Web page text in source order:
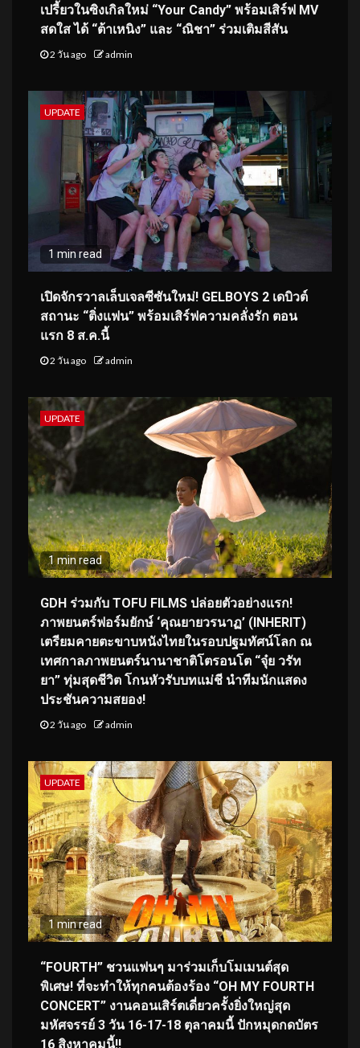
เปรี้ยวในซิงเกิลใหม่ “Your Candy” พร้อมเสิร์ฟ MV
สดใส ได้ “ต้าเหนิง” และ “ณิชา” ร่วมเติมสีสัน
2 วัน ago admin
UPDATE
1 min read
เปิดจักรวาลเล็บเจลซีซันใหม่! GELBOYS 2 เดบิวต์
สถานะ “ติ่งแฟน” พร้อมเสิร์ฟความคลั่งรัก ตอน
แรก 8 ส.ค.นี้
2 วัน ago admin
UPDATE
1 min read
GDH ร่วมกับ TOFU FILMS ปล่อยตัวอย่างแรก!
ภาพยนตร์ฟอร์มยักษ์ ‘คุณยายวรนาฏ’ (INHERIT)
เตรียมคายตะขาบหนังไทยในรอบปฐมทัศน์โลก ณ
เทศกาลภาพยนตร์นานาชาติโตรอนโต “จุ๋ย วรัท
ยา” ทุ่มสุดชีวิต โกนหัวรับบทแม่ชี นำทีมนักแสดง
ประชันความสยอง!
2 วัน ago admin
UPDATE
1 min read
“FOURTH” ชวนแฟนๆ มาร่วมเก็บโมเมนต์สุด
พิเศษ! ที่จะทำให้ทุกคนต้องร้อง “OH MY FOURTH
CONCERT” งานคอนเสิร์ตเดี่ยวครั้งยิ่งใหญ่สุด
มหัศจรรย์ 3 วัน 16-17-18 ตุลาคมนี้ ปักหมุดกดบัตร
16 สิงหาคมนี้!!